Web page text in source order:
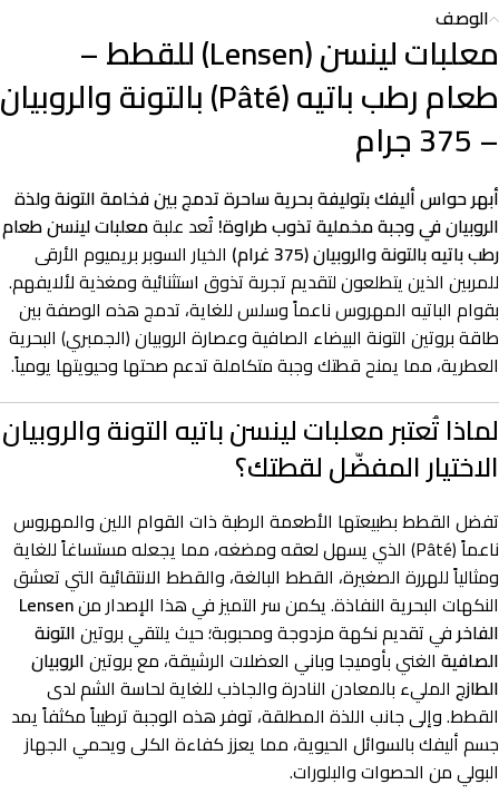
الوصف
معلبات لينسن (Lensen) للقطط –
طعام رطب باتيه (Pâté) بالتونة والروبيان
– 375 جرام
أبهر حواس أليفك بتوليفة بحرية ساحرة تدمج بين فخامة التونة ولذة
الروبيان في وجبة مخملية تذوب طراوة! تُعد علبةمعلبات لينسن طعام
رطب باتيه بالتونة والروبيان (375 غرام)
الخيار السوبر بريميوم الأرقى
للمربين الذين يتطلعون لتقديم تجربة تذوق استثنائية ومغذية لألايفهم.
بقوام الباتيه المهروس ناعماً وسلس للغاية، تدمج هذه الوصفة بين
طاقة بروتين التونة البيضاء الصافية وعصارة الروبيان (الجمبري) البحرية
العطرية، مما يمنح قطتك وجبة متكاملة تدعم صحتها وحيويتها يومياً.
لماذا تُعتبر معلبات لينسن باتيه التونة والروبيان
الاختيار المفضّل لقطتك؟
تفضل القطط بطبيعتها الأطعمة الرطبة ذات القوام اللين والمهروس
ناعماً (Pâté) الذي يسهل لعقه ومضغه، مما يجعله مستساغاً للغاية
ومثالياً للهررة الصغيرة، القطط البالغة، والقطط الانتقائية التي تعشق
النكهات البحرية النفاذة. يكمن سر التميز في هذا الإصدار منLensen
الفاخرفي تقديم نكهة مزدوجة ومحبوبة؛ حيث يلتقي بروتينالتونة
الصافية الغني بأوميجا وباني العضلات الرشيقة، مع بروتينالروبيان
الطازج المليء بالمعادن النادرة والجاذب للغاية لحاسة الشم لدى
القطط. وإلى جانب اللذة المطلقة، توفر هذه الوجبة ترطيباً مكثفاً يمد
جسم أليفك بالسوائل الحيوية، مما يعزز كفاءة الكلى ويحمي الجهاز
البولي من الحصوات والبلورات.